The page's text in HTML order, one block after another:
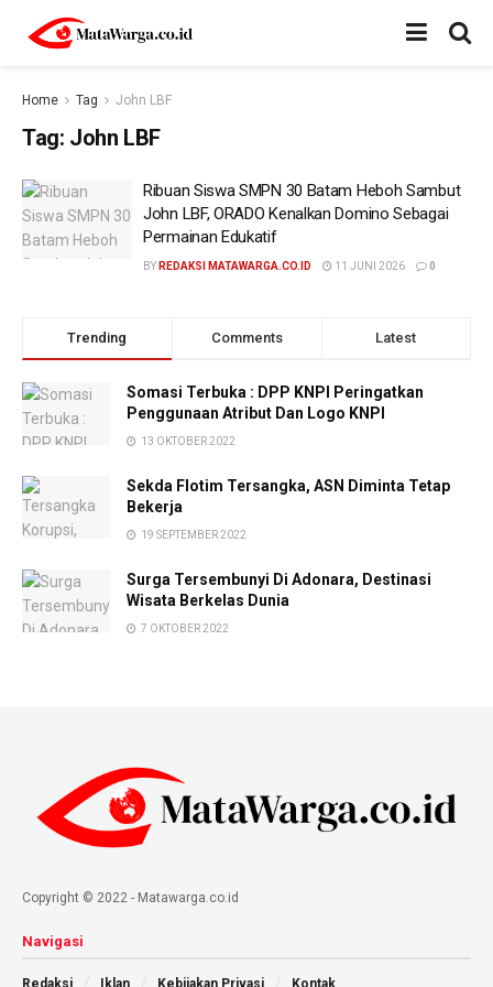
Home Tag John LBF
Tag: John LBF
Ribuan Siswa SMPN 30 Batam Heboh Sambut
John LBF, ORADO Kenalkan Domino Sebagai
Permainan Edukatif
BY REDAKSI MATAWARGA.CO.ID 11 JUNI 2026 0
Trending Comments Latest
Somasi Terbuka : DPP KNPI Peringatkan
Penggunaan Atribut Dan Logo KNPI
13 OKTOBER 2022
Sekda Flotim Tersangka, ASN Diminta Tetap
Bekerja
19 SEPTEMBER 2022
Surga Tersembunyi Di Adonara, Destinasi
Wisata Berkelas Dunia
7 OKTOBER 2022
Copyright © 2022 - Matawarga.co.id
Navigasi
Redaksi Iklan Kebijakan Privasi Kontak